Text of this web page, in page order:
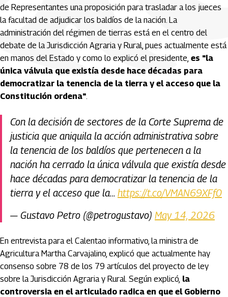
de Representantes una proposición para trasladar a los jueces
la facultad de adjudicar los baldíos de la nación. La
administración del régimen de tierras está en el centro del
debate de la Jurisdicción Agraria y Rural, pues actualmente está
en manos del Estado y como lo explicó el presidente, es "la
única válvula que existía desde hace décadas para
democratizar la tenencia de la tierra y el acceso que la
Constitución ordena".
Con la decisión de sectores de la Corte Suprema de
justicia que aniquila la acción administrativa sobre
la tenencia de los baldíos que pertenecen a la
nación ha cerrado la única válvula que existía desde
hace décadas para democratizar la tenencia de la
tierra y el acceso que la… https://t.co/VMAN69XFf0
— Gustavo Petro (@petrogustavo) May 14, 2026
En entrevista para el Calentao informativo, la ministra de
Agricultura Martha Carvajalino, explicó que actualmente hay
consenso sobre 78 de los 79 artículos del proyecto de ley
sobre la Jurisdicción Agraria y Rural. Según explicó, la
controversia en el articulado radica en que el Gobierno